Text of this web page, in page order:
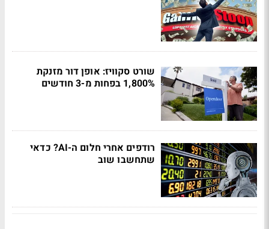
שורט סקוויז: אופן דור מזנקת
1,800% בפחות מ-3 חודשים
רודפים אחרי חלום ה-AI? כדאי
שתחשבו שוב